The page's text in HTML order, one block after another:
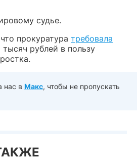
судье.
прокуратура требовала
рублей в пользу
нас в Макс, чтобы не пропускать